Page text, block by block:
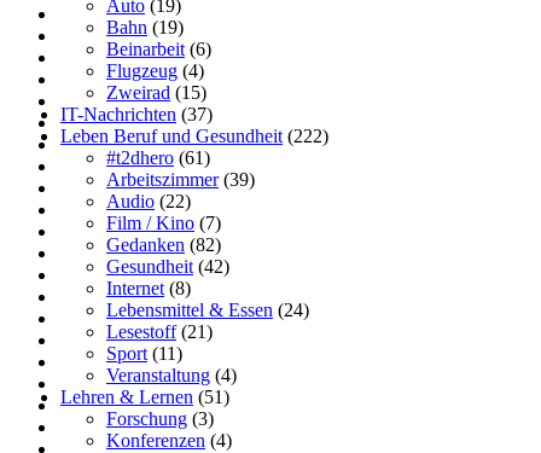
Auto (19)
Bahn (19)
Beinarbeit (6)
Flugzeug (4)
Zweirad (15)
IT-Nachrichten (37)
Leben Beruf und Gesundheit (222)
#t2dhero (61)
Arbeitszimmer(39)
Audio (22)
Film / Kino (7)
Gedanken (82)
Gesundheit (42)
Internet (8)
Lebensmittel & Essen (24)
Lesestoff(21)
Sport (11)
Veranstaltung (4)
Lehren & Lernen (51)
Forschung (3)
Konferenzen (4)